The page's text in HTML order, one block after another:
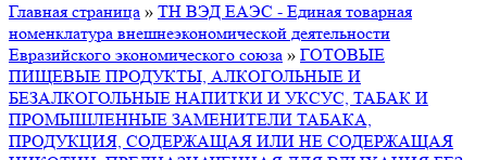
Главная страница » ТН ВЭД ЕАЭС - Единая товарная
номенклатура внешнеэкономической деятельности
Евразийского экономического союза » ГОТОВЫЕ
ПИЩЕВЫЕ ПРОДУКТЫ, АЛКОГОЛЬНЫЕ И
БЕЗАЛКОГОЛЬНЫЕ НАПИТКИ И УКСУС, ТАБАК И
ПРОМЫШЛЕННЫЕ ЗАМЕНИТЕЛИ ТАБАКА,
ПРОДУКЦИЯ, СОДЕРЖАЩАЯ ИЛИ НЕ СОДЕРЖАЩАЯ